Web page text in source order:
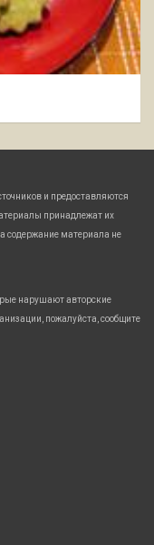
и предоставляются
принадлежат их
содержание материала не
нарушают авторские
пожалуйста, сообщите